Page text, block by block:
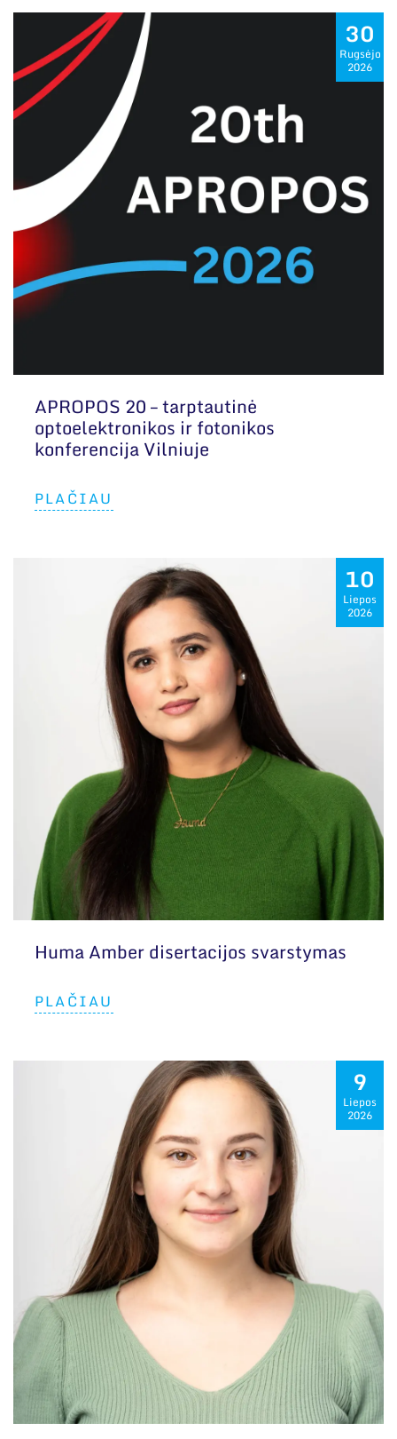
30
Rugsėjo
2026
APROPOS 20 – tarptautinė
optoelektronikos ir fotonikos
konferencija Vilniuje
PLAČIAU
10
Liepos
2026
Huma Amber disertacijos svarstymas
PLAČIAU
9
Liepos
2026